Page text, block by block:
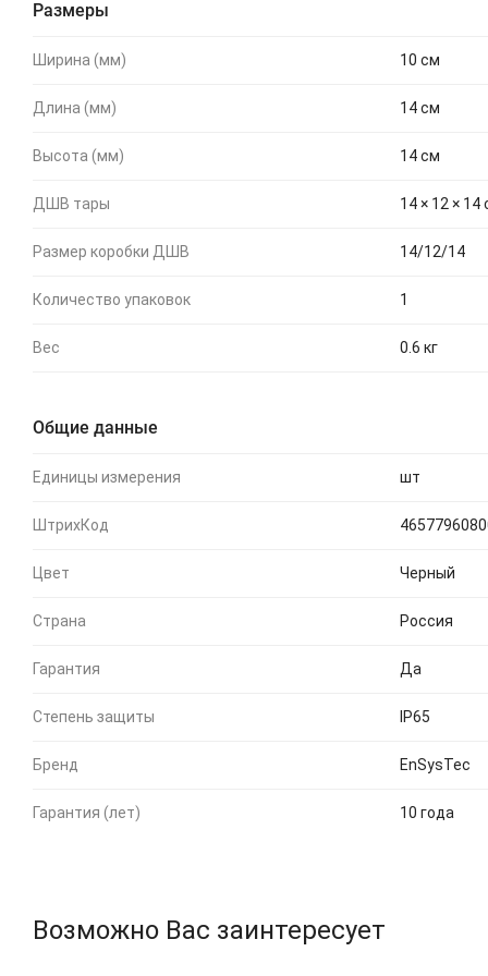
Размеры
Ширина (мм) 10 см
Длина (мм) 14 см
Высота (мм) 14 см
ДШВ тары 14 × 12 × 14
Размер коробки ДШВ 14/12/14
Количество упаковок 1
Вес 0.6 кг
Общие данные
Единицы измерения шт
ШтрихКод
Цвет Черный
Страна Россия
Гарантия Да
Степень защиты IP65
Бренд EnSysTec
Гарантия (лет) 10 года
Возможно Вас заинтересует